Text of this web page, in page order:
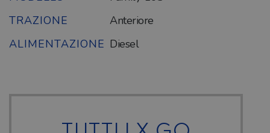
TRAZIONE
Anteriore
ALIMENTAZIONE Diesel